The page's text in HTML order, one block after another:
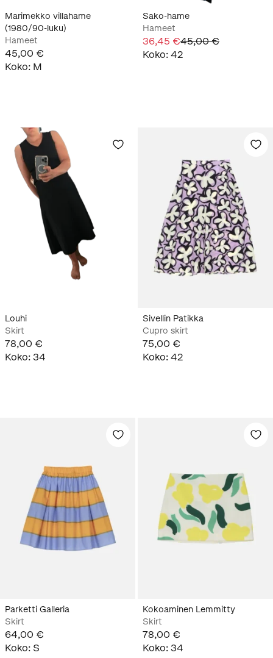
Marimekko villahame
(1980/90-luku)
Hameet
45,00 €
Koko: M
Sako-hame
Hameet
36,45 €45,00 €
Koko: 42
Louhi
Skirt
78,00 €
Koko: 34
Sivellin Patikka
Cupro skirt
75,00 €
Koko: 42
Parketti Galleria
Skirt
64,00 €
Koko: S
Kokoaminen Lemmitty
Skirt
78,00 €
Koko: 34